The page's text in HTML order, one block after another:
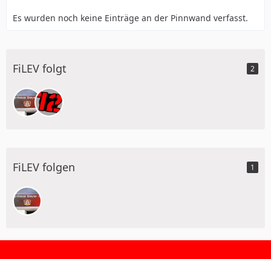
Es wurden noch keine Einträge an der Pinnwand verfasst.
FiLEV folgt 2
FiLEV folgen 1